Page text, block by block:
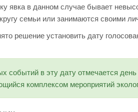
явка в данном случае бывает
семьи или занимаются своими
решение установить дату
событий в эту дату отмечается
комплексом мероприятий